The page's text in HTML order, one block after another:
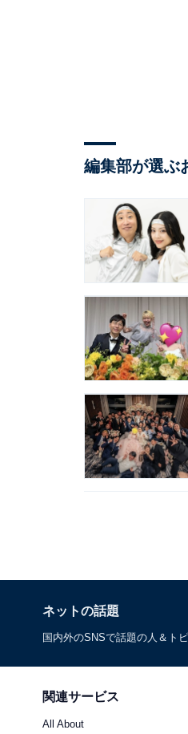
編集部が選ぶ
ネットの話題
国内外のSNSで話題の人＆ト
関連サービス
All About